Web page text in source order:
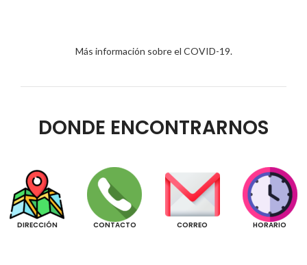
Más información sobre el COVID-19.
DONDE ENCONTRARNOS
DIRECCIÓN CONTACTO CORREO HORARIO